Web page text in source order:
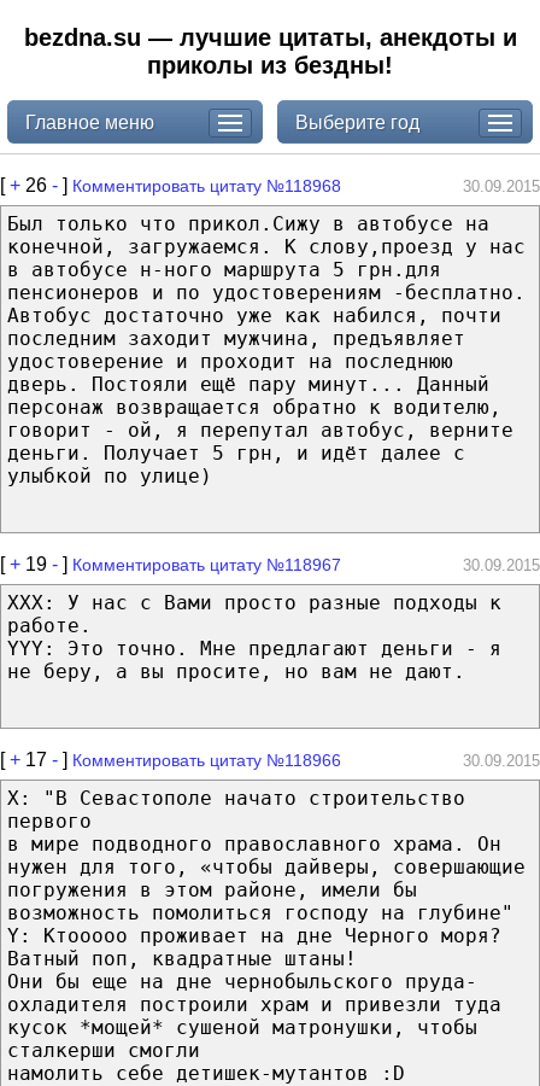
bezdna.su — лучшие цитаты, анекдоты и
приколы из бездны!
Главное меню Выберите год
[+ 26 - ] Комментировать цитату №118968 30.09.2015
Был только что прикол.Сижу в автобусе на
конечной, загружаемся. К слову,проезд у нас
в автобусе н-ного маршрута 5 грн.для
пенсионеров и по удостоверениям -бесплатно.
Автобус достаточно уже как набился, почти
последним заходит мужчина, предъявляет
удостоверение и проходит на последнюю
дверь. Постояли ещё пару минут... Данный
персонаж возвращается обратно к водителю,
говорит - ой, я перепутал автобус, верните
деньги. Получает 5 грн, и идёт далее с
улыбкой по улице)
[+ 19 - ] Комментировать цитату №118967 30.09.2015
XXX: У нас с Вами просто разные подходы к
работе.
YYY: Это точно. Мне предлагают деньги - я
не беру, а вы просите, но вам не дают.
[+ 17 - ] Комментировать цитату №118966 30.09.2015
Х: "В Севастополе начато строительство
первого
в мире подводного православного храма. Он
нужен для того, «чтобы дайверы, совершающие
погружения в этом районе, имели бы
возможность помолиться господу на глубине"
Y: Ктооооо проживает на дне Черного моря?
Ватный поп, квадратные штаны!
Они бы еще на дне чернобыльского пруда-
охладителя построили храм и привезли туда
кусок *мощей* сушеной матронушки, чтобы
сталкерши смогли
намолить себе детишек-мутантов :D